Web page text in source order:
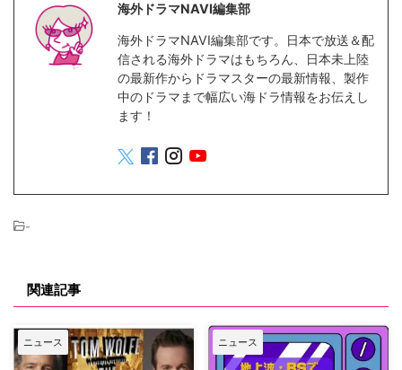
海外ドラマNAVI編集部
海外ドラマNAVI編集部です。日本で放送＆配
信される海外ドラマはもちろん、日本未上陸
の最新作からドラマスターの最新情報、製作
中のドラマまで幅広い海ドラ情報をお伝えし
ます！
-
関連記事
ニュース ニュース